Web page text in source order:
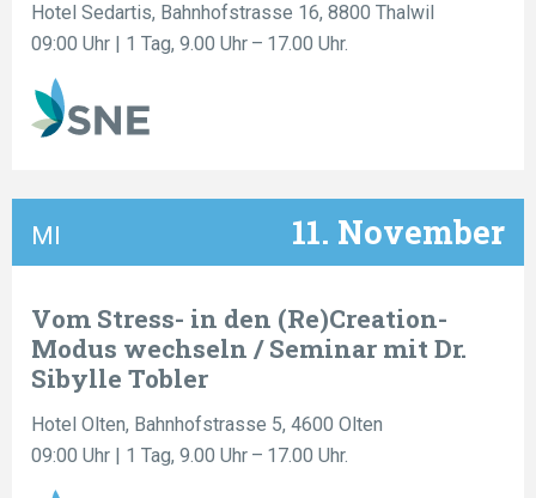
Hotel Sedartis, Bahnhofstrasse 16, 8800 Thalwil
09:00 Uhr | 1 Tag, 9.00 Uhr – 17.00 Uhr.
MI 11. November
Vom Stress- in den (Re)Creation-
Modus wechseln / Seminar mit Dr.
Sibylle Tobler
Hotel Olten, Bahnhofstrasse 5, 4600 Olten
09:00 Uhr | 1 Tag, 9.00 Uhr – 17.00 Uhr.